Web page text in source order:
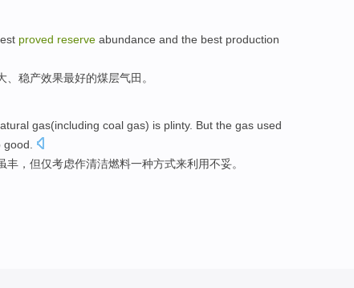
proved reserve abundance and the best production
、稳产效果最好的煤层气田。
gas(including coal gas) is plinty. But the gas used
good.
丰 ， 但仅考虑作清洁燃料一种方式来利用不妥。